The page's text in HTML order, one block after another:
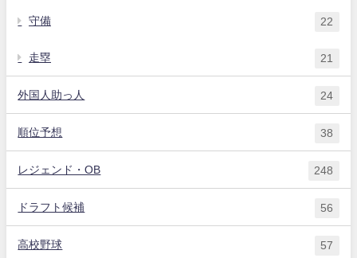
守備 22
走塁 21
外国人助っ人 24
順位予想 38
レジェンド・OB 248
ドラフト候補 56
高校野球 57